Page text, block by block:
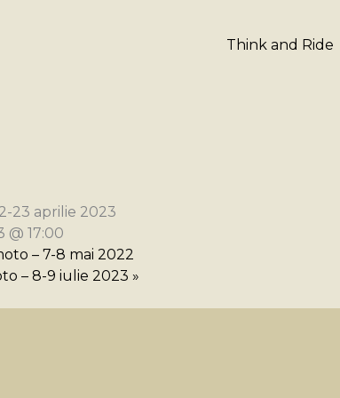
Think and Ride
23 aprilie 2023
@ 17:00
– 7-8 mai 2022
– 8-9 iulie 2023 »